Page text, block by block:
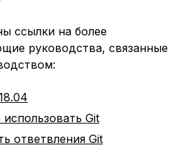
ссылки на более
руководства, связанные
Git
ответвления Git